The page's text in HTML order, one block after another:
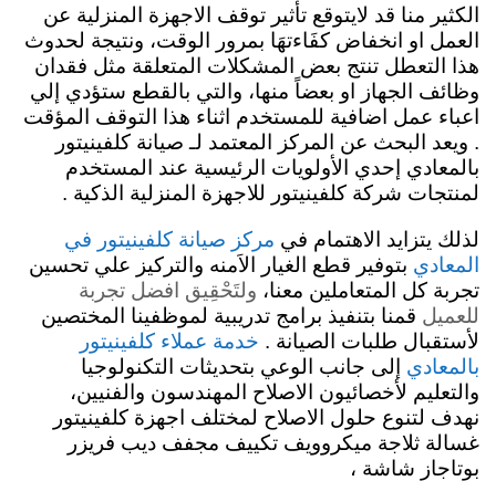
الكثير منا قد لايتوقع تأثير توقف الاجهزة المنزلية عن
العمل او انخفاض كفَاءتهَا بمرور الوقت، ونتيجة لحدوث
هذا التعطل تنتج بعض المشكلات المتعلقة مثل فقدان
وظائف الجهاز او بعضاً منها، والتي بالقطع ستؤدي إلي
اعباء عمل اضافية للمستخدم اثناء هذا التوقف المؤقت
. ويعد البحث عن المركز المعتمد لـ صيانة كلفينيتور
بالمعادي إحدي الأولويات الرئيسية عند المستخدم
لمنتجات شركة كلفينيتور للاجهزة المنزلية الذكية .
لذلك يتزايد الاهتمام في مركز صيانة كلفينيتور في
المعادي بتوفير قطع الغيار الاَمنه والتركيز علي تحسين
تجربة كل المتعاملين معنا، ولتَحْقِيق افضل تجربة
للعميل قمنا بتنفيذ برامج تدريبية لموظفينا المختصين
لأستقبال طلبات الصيانة . خدمة عملاء كلفينيتور
بالمعادي إلى جانب الوعي بتحديثات التكنولوجيا
والتعليم لأخصائيون الاصلاح المهندسون والفنيين،
نهدف لتنوع حلول الاصلاح لمختلف اجهزة كلفينيتور
غسالة ثلاجة ميكروويف تكييف مجفف ديب فريزر
بوتاجاز شاشة ،